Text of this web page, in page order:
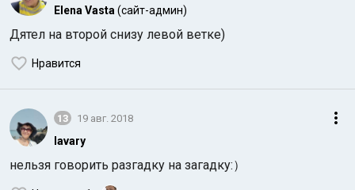
Elena Vasta (сайт-админ)
Дятел на второй снизу левой ветке)
Нравится
13 19 авг. 2018
lavary
нельзя говорить разгадку на загадку:）